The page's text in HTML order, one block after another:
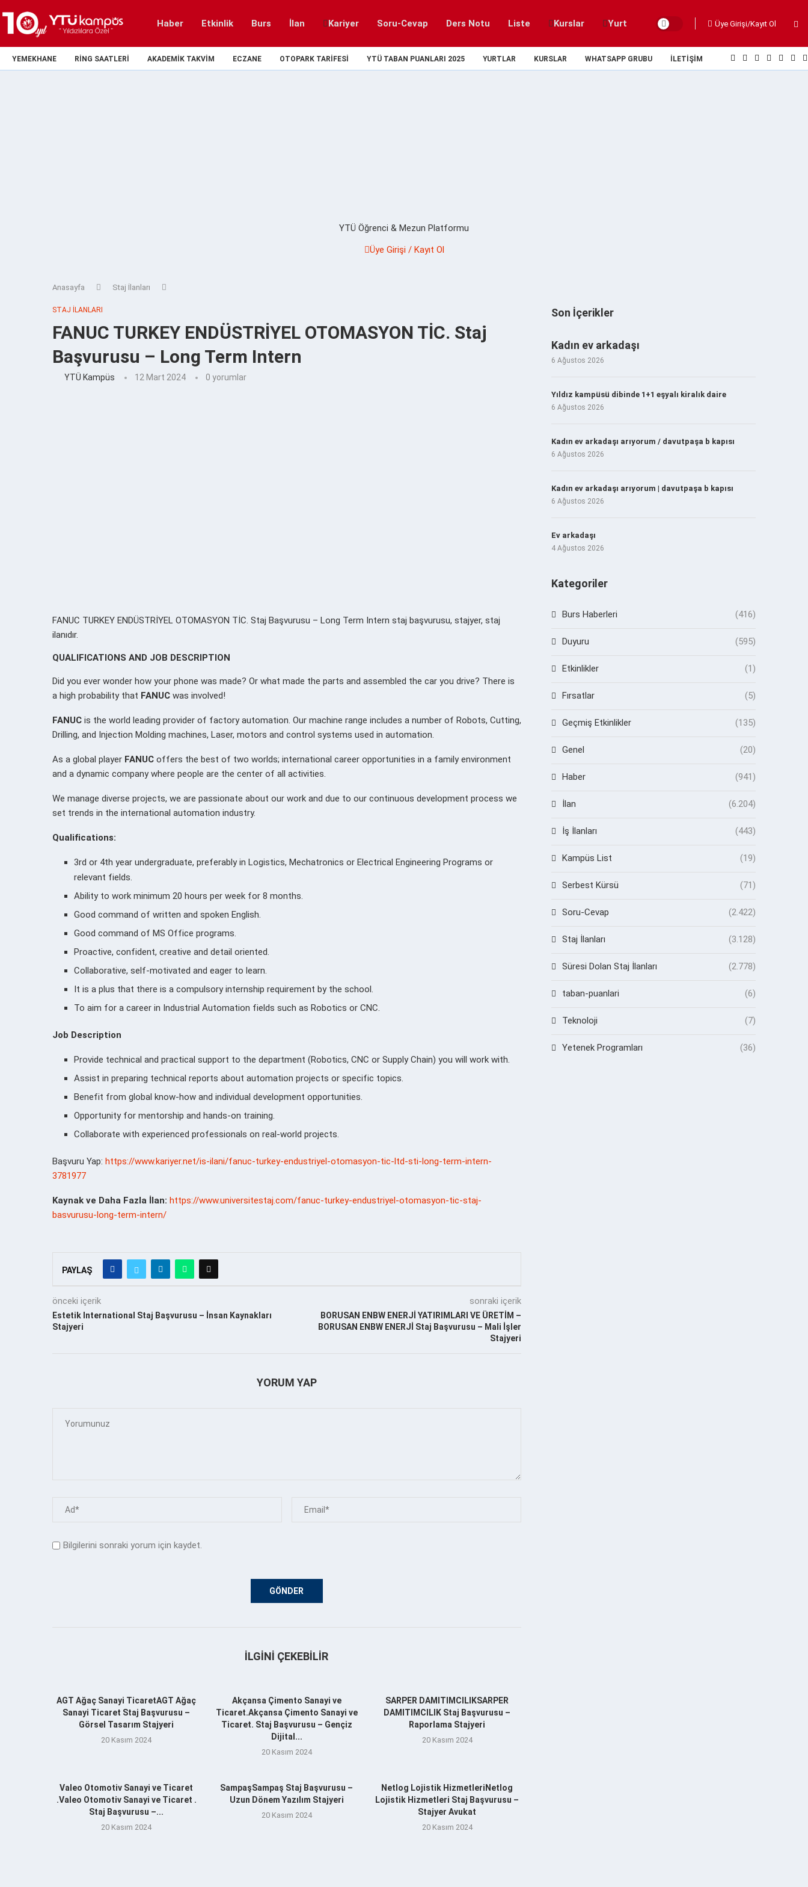
Haber Etkinlik Burs İlan Kariyer Soru-Cevap Ders Notu Liste Kurslar Yurt Üye Girişi/Kayıt Ol
YEMEKHANE RING SAATLERI AKADEMIK TAKVIM ECZANE OTOPARK TARIFESI YTÜ TABAN PUANLARI 2025 YURTLAR KURSLAR WHATSAPP GRUBU İLETIŞIM
YTÜ Öğrenci & Mezun Platformu
Üye Girişi / Kayıt Ol
Anasayfa Staj İlanları
STAJ İLANLARI
FANUC TURKEY ENDÜSTRİYEL OTOMASYON TİC. Staj
Başvurusu – Long Term Intern
YTÜ Kampüs 12 Mart 2024 0 yorumlar
FANUC TURKEY ENDÜSTRİYEL OTOMASYON TİC. Staj Başvurusu – Long Term Intern staj başvurusu, stajyer, staj
ilanıdır.
QUALIFICATIONS AND JOB DESCRIPTION
Did you ever wonder how your phone was made? Or what made the parts and assembled the car you drive? There is
a high probability that FANUC was involved!
FANUC is the world leading provider of factory automation. Our machine range includes a number of Robots, Cutting,
Drilling, and Injection Molding machines, Laser, motors and control systems used in automation.
As a global player FANUC offers the best of two worlds; international career opportunities in a family environment
and a dynamic company where people are the center of all activities.
We manage diverse projects, we are passionate about our work and due to our continuous development process we
set trends in the international automation industry.
Qualifications:
3rd or 4th year undergraduate, preferably in Logistics, Mechatronics or Electrical Engineering Programs or
relevant fields.
Ability to work minimum 20 hours per week for 8 months.
Good command of written and spoken English.
Good command of MS Office programs.
Proactive, confident, creative and detail oriented.
Collaborative, self-motivated and eager to learn.
It is a plus that there is a compulsory internship requirement by the school.
To aim for a career in Industrial Automation fields such as Robotics or CNC.
Job Description
Provide technical and practical support to the department (Robotics, CNC or Supply Chain) you will work with.
Assist in preparing technical reports about automation projects or specific topics.
Benefit from global know-how and individual development opportunities.
Opportunity for mentorship and hands-on training.
Collaborate with experienced professionals on real-world projects.
Başvuru Yap: https://www.kariyer.net/is-ilani/fanuc-turkey-endustriyel-otomasyon-tic-ltd-sti-long-term-intern-
3781977
Kaynak ve Daha Fazla İlan: https://www.universitestaj.com/fanuc-turkey-endustriyel-otomasyon-tic-staj-
basvurusu-long-term-intern/
PAYLAŞ
önceki içerik
Estetik International Staj Başvurusu – İnsan Kaynakları
Stajyeri
sonraki içerik
BORUSAN ENBW ENERJİ YATIRIMLARI VE ÜRETİM –
BORUSAN ENBW ENERJİ Staj Başvurusu – Mali İşler
Stajyeri
YORUM YAP
Bilgilerini sonraki yorum için kaydet.
İLGINI ÇEKEBILIR
AGT Ağaç Sanayi TicaretAGT Ağaç
Sanayi Ticaret Staj Başvurusu –
Görsel Tasarım Stajyeri
20 Kasım 2024
Akçansa Çimento Sanayi ve
Ticaret.Akçansa Çimento Sanayi ve
Ticaret. Staj Başvurusu – Gençiz
Dijital...
20 Kasım 2024
SARPER DAMITIMCILIKSARPER
DAMITIMCILIK Staj Başvurusu –
Raporlama Stajyeri
20 Kasım 2024
Valeo Otomotiv Sanayi ve Ticaret
.Valeo Otomotiv Sanayi ve Ticaret .
Staj Başvurusu –...
20 Kasım 2024
SampaşSampaş Staj Başvurusu –
Uzun Dönem Yazılım Stajyeri
20 Kasım 2024
Netlog Lojistik HizmetleriNetlog
Lojistik Hizmetleri Staj Başvurusu –
Stajyer Avukat
20 Kasım 2024
Son İçerikler
Kadın ev arkadaşı
6 Ağustos 2026
Yıldız kampüsü dibinde 1+1 eşyalı kiralık daire
6 Ağustos 2026
Kadın ev arkadaşı arıyorum / davutpaşa b kapısı
6 Ağustos 2026
Kadın ev arkadaşı arıyorum | davutpaşa b kapısı
6 Ağustos 2026
Ev arkadaşı
4 Ağustos 2026
Kategoriler
Burs Haberleri (416)
Duyuru (595)
Etkinlikler (1)
Fırsatlar (5)
Geçmiş Etkinlikler (135)
Genel (20)
Haber (941)
İlan (6.204)
İş İlanları (443)
Kampüs List (19)
Serbest Kürsü (71)
Soru-Cevap (2.422)
Staj İlanları (3.128)
Süresi Dolan Staj İlanları (2.778)
taban-puanlari (6)
Teknoloji (7)
Yetenek Programları (36)